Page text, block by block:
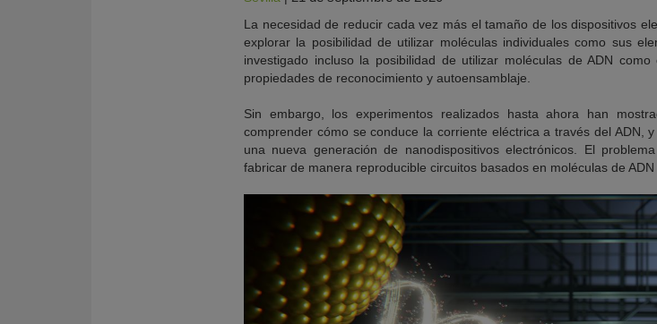
La necesidad de reducir cada vez más el tamaño de los dispositivos
explorar la posibilidad de utilizar moléculas individuales como sus
investigado incluso la posibilidad de utilizar moléculas de ADN
propiedades de reconocimiento y autoensamblaje.
Sin embargo, los experimentos realizados hasta ahora han
comprender cómo se conduce la corriente eléctrica a través del ADN,
una nueva generación de nanodispositivos electrónicos. El
fabricar de manera reproducible circuitos basados en moléculas de ADN